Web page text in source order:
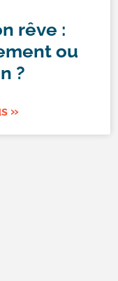
rêve :
ou
?
»